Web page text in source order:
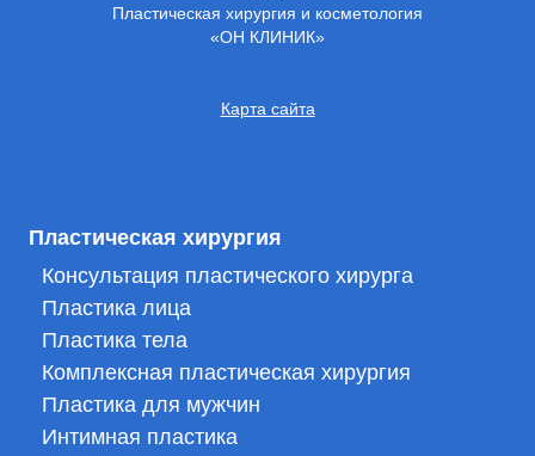
Пластическая хирургия и косметология
«ОН КЛИНИК»
Карта сайта
Пластическая хирургия
Консультация пластического хирурга
Пластика лица
Пластика тела
Комплексная пластическая хирургия
Пластика для мужчин
Интимная пластика